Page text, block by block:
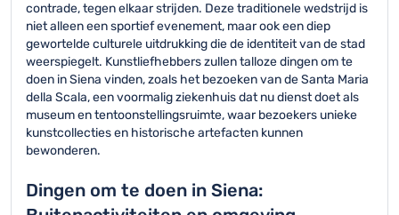
contrade, tegen elkaar strijden. Deze traditionele wedstrijd is
niet alleen een sportief evenement, maar ook een diep
gewortelde culturele uitdrukking die de identiteit van de stad
weerspiegelt. Kunstliefhebbers zullen talloze dingen om te
doen in Siena vinden, zoals het bezoeken van de Santa Maria
della Scala, een voormalig ziekenhuis dat nu dienst doet als
museum en tentoonstellingsruimte, waar bezoekers unieke
kunstcollecties en historische artefacten kunnen
bewonderen.
Dingen om te doen in Siena: